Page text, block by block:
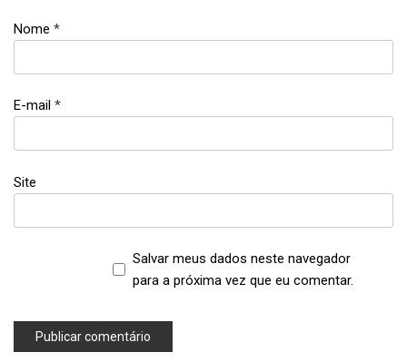
Nome *
E-mail *
Site
Salvar meus dados neste navegador
para a próxima vez que eu comentar.